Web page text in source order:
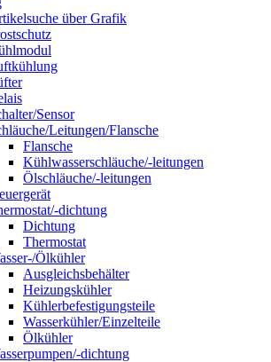
über Grafik
Sensor
Leitungen/Flansche
Flansche
Kühlwasserschläuche/-leitungen
Ölschläuche/-leitungen
dichtung
Dichtung
Thermostat
Ölkühler
Ausgleichsbehälter
Heizungskühler
Kühlerbefestigungsteile
Wasserkühler/Einzelteile
Ölkühler
dichtung